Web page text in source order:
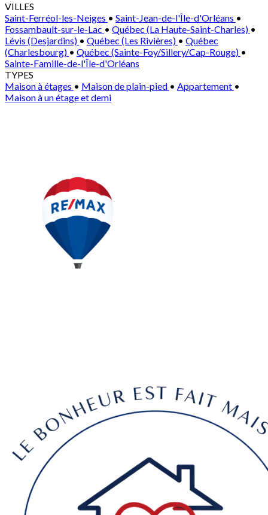
VILLES
Saint-Ferréol-les-Neiges • Saint-Jean-de-l'Île-d'Orléans •
Fossambault-sur-le-Lac • Québec (La Haute-Saint-Charles) •
Lévis (Desjardins) • Québec (Les Rivières) • Québec
(Charlesbourg) • Québec (Sainte-Foy/Sillery/Cap-Rouge) •
Sainte-Famille-de-l'Île-d'Orléans
TYPES
Maison à étages • Maison de plain-pied • Appartement •
Maison à un étage et demi